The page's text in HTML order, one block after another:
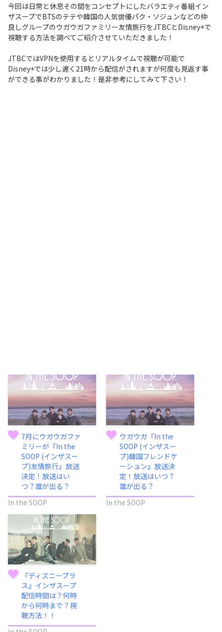
今回は日常と休息その間をコンセプトにしたバラエティ番組イン
ザスープでBTSのテテや韓国の人気俳優パク・ソジュンなどの仲
良しグループのウガウガファミリー友情旅行をJTBCとDisney+で
視聴する方法を調べてご紹介させていただきました！
JTBCではVPNを使用するとリアルタイムで視聴が可能で
Disney+では少し遅く21時から配信がされますが何度も見返す事
ができる事がわかりました！是非参考にしてみて下さい！
7月にウガウガファ
ミリーが『In the
SOOP (インザスー
プ)友情旅行』放送
決定！放送はい
つ？誰が出る？
In the SOOP
ウガウガ『In the
SOOP (インザスー
プ)韓国フレンドケ
ーション』放送決
定！放送はいつ？
誰が出る？
In the SOOP
『ディズニープラ
ス』インザスープ
配信時間は？何時
から何時まで？視
聴方法！！